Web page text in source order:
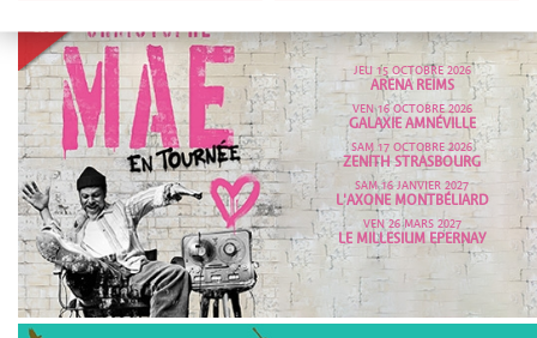
JEU 15 OCTOBRE 2026
ARENA REIMS
VEN 16 OCTOBRE 2026
GALAXIE AMNÉVILLE
SAM 17 OCTOBRE 2026
ZENITH STRASBOURG
SAM 16 JANVIER 2027
L'AXONE MONTBÉLIARD
VEN 26 MARS 2027
LE MILLESIUM EPERNAY